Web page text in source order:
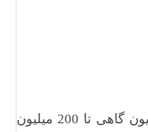
– اجاره اتاق دو نفره در پانسیون گاهی تا 200 میلیون